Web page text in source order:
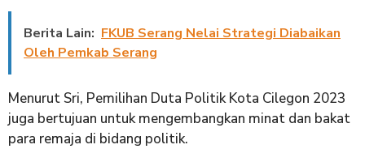
Berita Lain: FKUB Serang Nelai Strategi Diabaikan
Oleh Pemkab Serang
Menurut Sri, Pemilihan Duta Politik Kota Cilegon 2023
juga bertujuan untuk mengembangkan minat dan bakat
para remaja di bidang politik.